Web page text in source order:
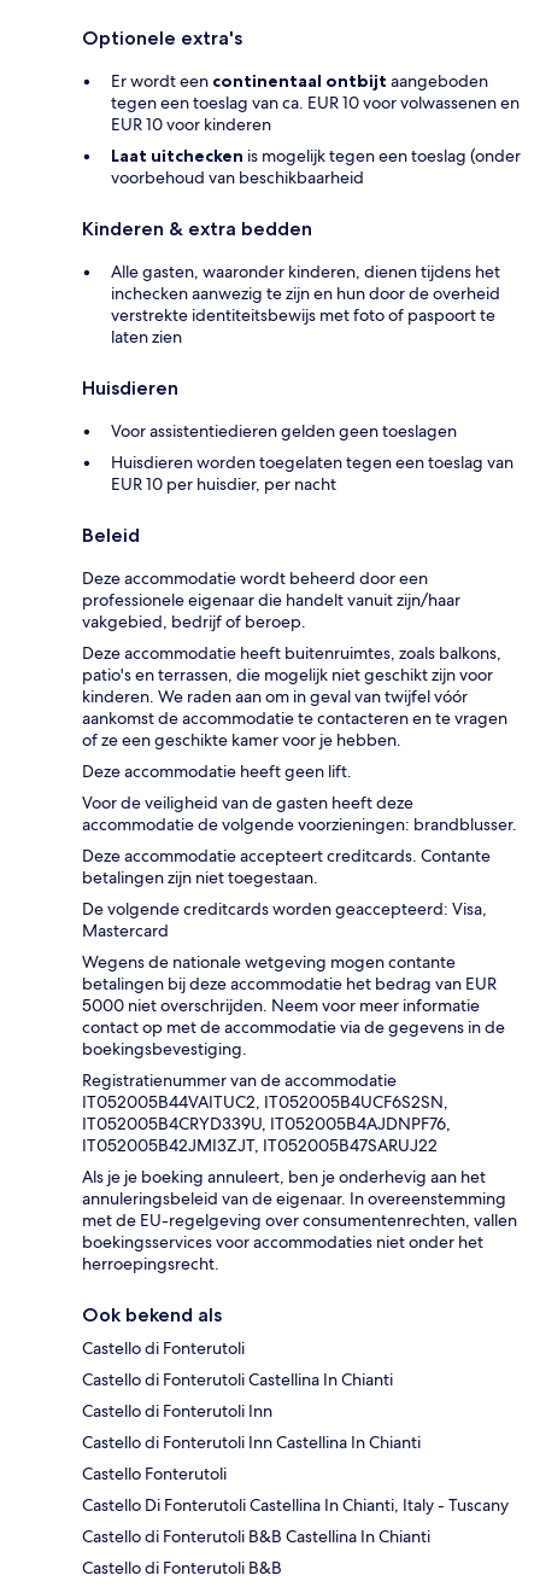
Optionele extra's
Er wordt een continentaal ontbijt aangeboden
tegen een toeslag van ca. EUR 10 voor volwassenen en
EUR 10 voor kinderen
Laat uitchecken is mogelijk tegen een toeslag (onder
voorbehoud van beschikbaarheid
Kinderen & extra bedden
Alle gasten, waaronder kinderen, dienen tijdens het
inchecken aanwezig te zijn en hun door de overheid
verstrekte identiteitsbewijs met foto of paspoort te
laten zien
Huisdieren
Voor assistentiedieren gelden geen toeslagen
Huisdieren worden toegelaten tegen een toeslag van
EUR 10 per huisdier, per nacht
Beleid
Deze accommodatie wordt beheerd door een
professionele eigenaar die handelt vanuit zijn/haar
vakgebied, bedrijf of beroep.
Deze accommodatie heeft buitenruimtes, zoals balkons,
patio's en terrassen, die mogelijk niet geschikt zijn voor
kinderen. We raden aan om in geval van twijfel vóór
aankomst de accommodatie te contacteren en te vragen
of ze een geschikte kamer voor je hebben.
Deze accommodatie heeft geen lift.
Voor de veiligheid van de gasten heeft deze
accommodatie de volgende voorzieningen: brandblusser.
Deze accommodatie accepteert creditcards. Contante
betalingen zijn niet toegestaan.
De volgende creditcards worden geaccepteerd: Visa,
Mastercard
Wegens de nationale wetgeving mogen contante
betalingen bij deze accommodatie het bedrag van EUR
5000 niet overschrijden. Neem voor meer informatie
contact op met de accommodatie via de gegevens in de
boekingsbevestiging.
Registratienummer van de accommodatie
IT052005B44VAITUC2, IT052005B4UCF6S2SN,
IT052005B4CRYD339U, IT052005B4AJDNPF76,
IT052005B42JMI3ZJT, IT052005B47SARUJ22
Als je je boeking annuleert, ben je onderhevig aan het
annuleringsbeleid van de eigenaar. In overeenstemming
met de EU-regelgeving over consumentenrechten, vallen
boekingsservices voor accommodaties niet onder het
herroepingsrecht.
Ook bekend als
Castello di Fonterutoli
Castello di Fonterutoli Castellina In Chianti
Castello di Fonterutoli Inn
Castello di Fonterutoli Inn Castellina In Chianti
Castello Fonterutoli
Castello Di Fonterutoli Castellina In Chianti, Italy - Tuscany
Castello di Fonterutoli B&B Castellina In Chianti
Castello di Fonterutoli B&B